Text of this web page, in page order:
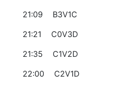
21:09 B3V1C
21:21 C0V3D
21:35 C1V2D
22:00 C2V1D